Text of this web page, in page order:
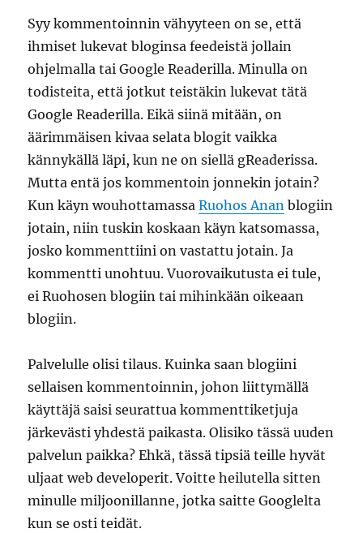
Syy kommentoinnin vähyyteen on se, että
ihmiset lukevat bloginsa feedeistä jollain
ohjelmalla tai Google Readerilla. Minulla on
todisteita, että jotkut teistäkin lukevat tätä
Google Readerilla. Eikä siinä mitään, on
äärimmäisen kivaa selata blogit vaikka
kännykällä läpi, kun ne on siellä gReaderissa.
Mutta entä jos kommentoin jonnekin jotain?
Kun käyn wouhottamassaRuohos Anan blogiin
jotain, niin tuskin koskaan käyn katsomassa,
josko kommenttiini on vastattu jotain. Ja
kommentti unohtuu. Vuorovaikutusta ei tule,
ei Ruohosen blogiin tai mihinkään oikeaan
blogiin.
Palvelulle olisi tilaus. Kuinka saan blogiini
sellaisen kommentoinnin, johon liittymällä
käyttäjä saisi seurattua kommenttiketjuja
järkevästi yhdestä paikasta. Olisiko tässä uuden
palvelun paikka? Ehkä, tässä tipsiä teille hyvät
uljaat web developerit. Voitte heilutella sitten
minulle miljoonillanne, jotka saitte Googlelta
kun se osti teidät.